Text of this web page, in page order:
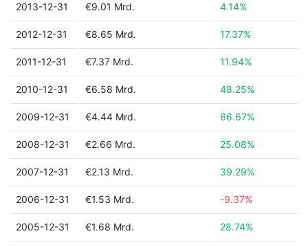
2013-12-31 €9.01 Mrd. 4.14%
2012-12-31 €8.65 Mrd. 17.37%
2011-12-31 €7.37 Mrd. 11.94%
2010-12-31 €6.58 Mrd. 48.25%
2009-12-31 €4.44 Mrd. 66.67%
2008-12-31 €2.66 Mrd. 25.08%
2007-12-31 €2.13 Mrd. 39.29%
2006-12-31 €1.53 Mrd. -9.37%
2005-12-31 €1.68 Mrd. 28.74%